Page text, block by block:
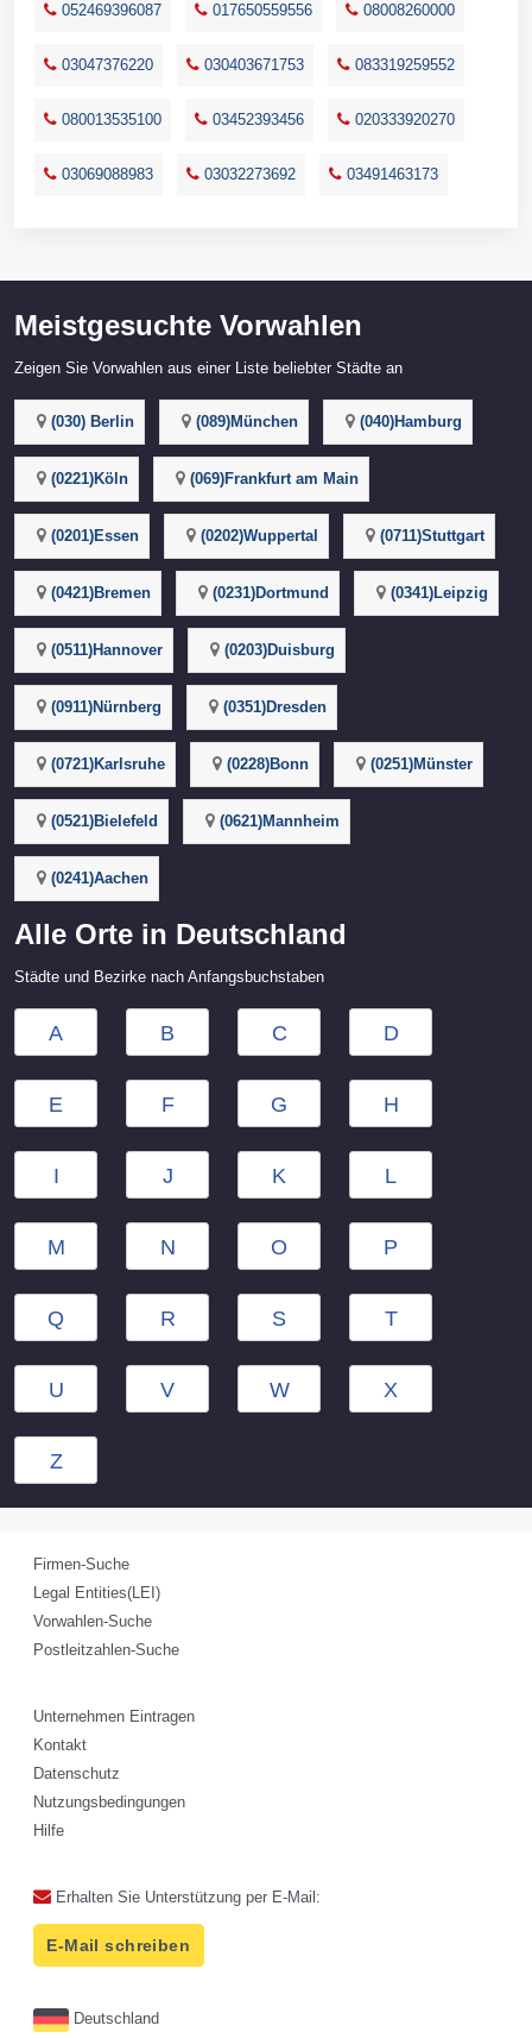
052469396087 017650559556 08008260000
03047376220 030403671753 083319259552
080013535100 03452393456 020333920270
03069088983 03032273692 03491463173
Meistgesuchte Vorwahlen
Zeigen Sie Vorwahlen aus einer Liste beliebter Städte an
(030) Berlin (089)München (040)Hamburg
(0221)Köln (069)Frankfurt am Main
(0201)Essen (0202)Wuppertal (0711)Stuttgart
(0421)Bremen (0231)Dortmund (0341)Leipzig
(0511)Hannover (0203)Duisburg
(0911)Nürnberg (0351)Dresden
(0721)Karlsruhe (0228)Bonn (0251)Münster
(0521)Bielefeld (0621)Mannheim
(0241)Aachen
Alle Orte in Deutschland
Städte und Bezirke nach Anfangsbuchstaben
A B C D
E F G H
I J K L
M N O P
Q R S T
U V W X
Z
Firmen-Suche
Legal Entities(LEI)
Vorwahlen-Suche
Postleitzahlen-Suche
Unternehmen Eintragen
Kontakt
Datenschutz
Nutzungsbedingungen
Hilfe
Erhalten Sie Unterstützung per E-Mail:
E-Mail schreiben
Deutschland